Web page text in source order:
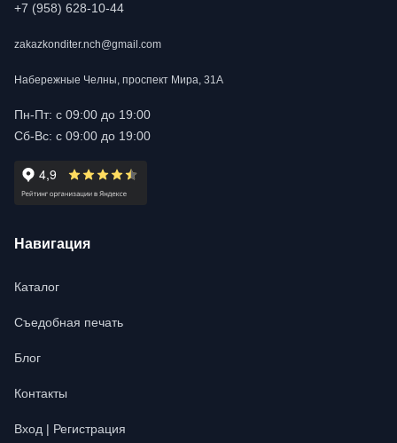
+7 (958) 628-10-44
zakazkonditer.nch@gmail.com
Набережные Челны, проспект Мира, 31А
Пн-Пт: с 09:00 до 19:00
Сб-Вс: с 09:00 до 19:00
Навигация
Каталог
Съедобная печать
Блог
Контакты
Вход | Регистрация